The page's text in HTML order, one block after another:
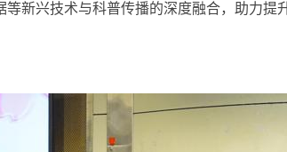
新兴技术与科普传播的深度融合，助力提